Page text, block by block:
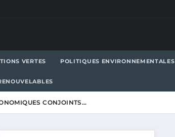
VERTES POLITIQUES ENVIRONNEMENTALES
CONJOINTS…